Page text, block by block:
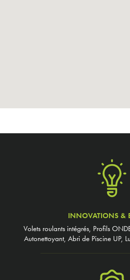
INNOVATIONS &
Volets roulants intégrés, Profils
Autonettoyant, Abri de Piscine UP,